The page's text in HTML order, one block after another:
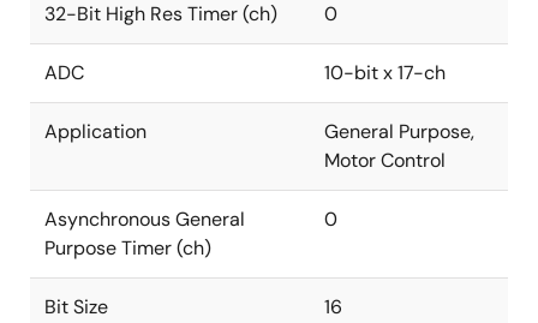
32-Bit High Res Timer (ch) 0
ADC 10-bit x 17-ch
Application
General Purpose,
Motor Control
Asynchronous General
Purpose Timer (ch)
0
Bit Size 16